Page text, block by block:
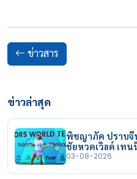
ข่าวสาร
ข่าวล่าสุด
พิชญาภัค ปราบจี
ชัยหวดเวิลด์ เท
03-08-2026